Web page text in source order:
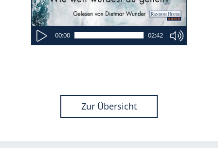
00:00 02:42
Zur Übersicht